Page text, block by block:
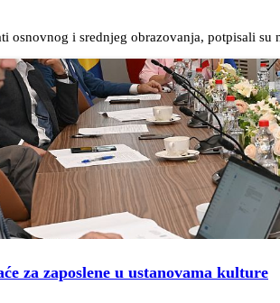
osnovnog i srednjeg obrazovanja, potpisali su
za zaposlene u ustanovama kulture